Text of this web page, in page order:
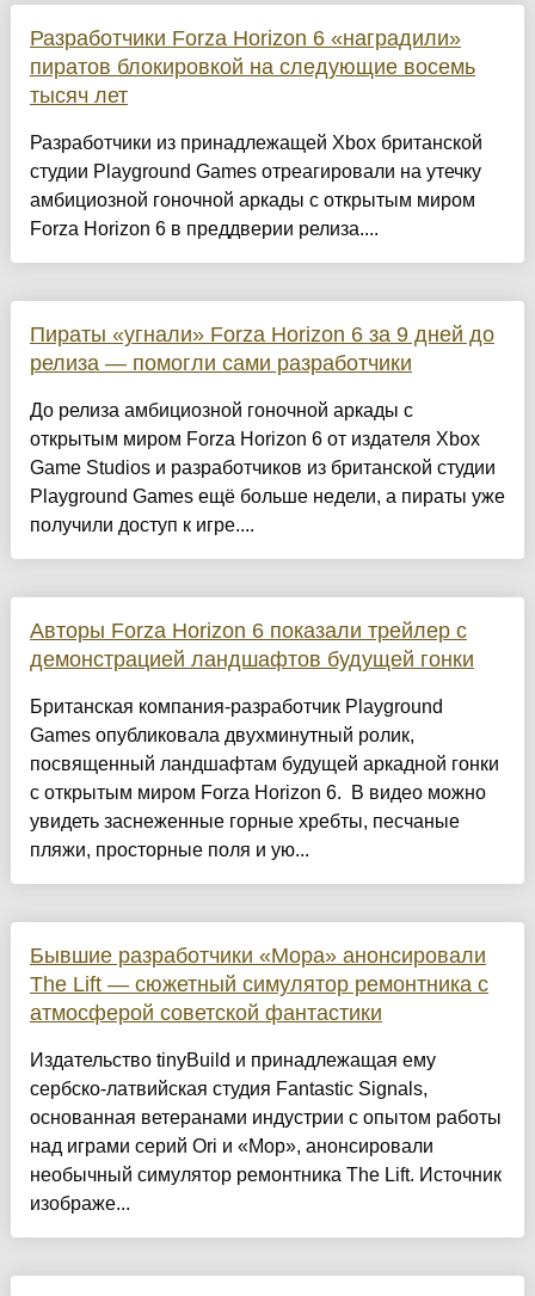
Разработчики Forza Horizon 6 «наградили»
пиратов блокировкой на следующие восемь
тысяч лет
Разработчики из принадлежащей Xbox британской
студии Playground Games отреагировали на утечку
амбициозной гоночной аркады с открытым миром
Forza Horizon 6 в преддверии релиза....
Пираты «угнали» Forza Horizon 6 за 9 дней до
релиза — помогли сами разработчики
До релиза амбициозной гоночной аркады с
открытым миром Forza Horizon 6 от издателя Xbox
Game Studios и разработчиков из британской студии
Playground Games ещё больше недели, а пираты уже
получили доступ к игре....
Авторы Forza Horizon 6 показали трейлер с
демонстрацией ландшафтов будущей гонки
Британская компания-разработчик Playground
Games опубликовала двухминутный ролик,
посвященный ландшафтам будущей аркадной гонки
с открытым миром Forza Horizon 6. В видео можно
увидеть заснеженные горные хребты, песчаные
пляжи, просторные поля и ую...
Бывшие разработчики «Мора» анонсировали
The Lift — сюжетный симулятор ремонтника с
атмосферой советской фантастики
Издательство tinyBuild и принадлежащая ему
сербско-латвийская студия Fantastic Signals,
основанная ветеранами индустрии с опытом работы
над играми серий Ori и «Мор», анонсировали
необычный симулятор ремонтника The Lift. Источник
изображе...